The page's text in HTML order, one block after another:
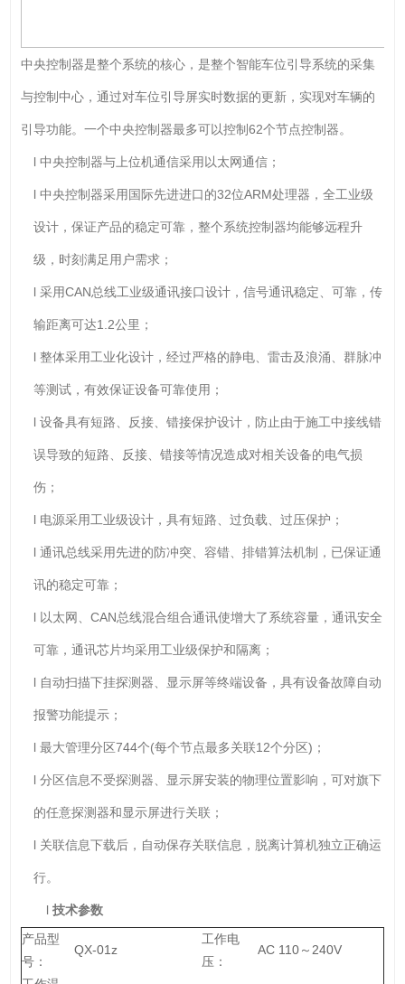
中央控制器是整个系统的核心，是整个智能车位引导系统的采集
与控制中心，通过对车位引导屏实时数据的更新，实现对车辆的
引导功能。一个中央控制器最多可以控制62个节点控制器。
l 中央控制器与上位机通信采用以太网通信；
l 中央控制器采用国际先进进口的32位ARM处理器，全工业级
设计，保证产品的稳定可靠，整个系统控制器均能够远程升
级，时刻满足用户需求；
l 采用CAN总线工业级通讯接口设计，信号通讯稳定、可靠，传
输距离可达1.2公里；
l 整体采用工业化设计，经过严格的静电、雷击及浪涌、群脉冲
等测试，有效保证设备可靠使用；
l 设备具有短路、反接、错接保护设计，防止由于施工中接线错
误导致的短路、反接、错接等情况造成对相关设备的电气损
伤；
l 电源采用工业级设计，具有短路、过负载、过压保护；
l 通讯总线采用先进的防冲突、容错、排错算法机制，已保证通
讯的稳定可靠；
l 以太网、CAN总线混合组合通讯使增大了系统容量，通讯安全
可靠，通讯芯片均采用工业级保护和隔离；
l 自动扫描下挂探测器、显示屏等终端设备，具有设备故障自动
报警功能提示；
l 最大管理分区744个(每个节点最多关联12个分区)；
l 分区信息不受探测器、显示屏安装的物理位置影响，可对旗下
的任意探测器和显示屏进行关联；
l 关联信息下载后，自动保存关联信息，脱离计算机独立正确运
行。
l 技术参数
产品型
号：
QX-01z
工作电
压：
AC 110～240V